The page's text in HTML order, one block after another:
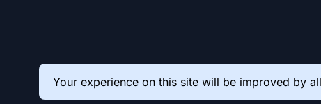
Your experience on this site will be improved by